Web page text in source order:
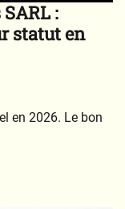
:
statut en
en 2026. Le bon